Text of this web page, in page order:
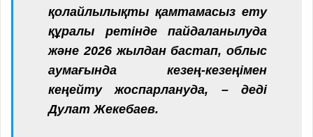
қолайлылықты қамтамасыз ету
құралы ретінде пайдаланылуда
және 2026 жылдан бастап, облыс
аумағында кезең-кезеңімен
кеңейту жоспарлануда, – деді
Дулат Жекебаев.